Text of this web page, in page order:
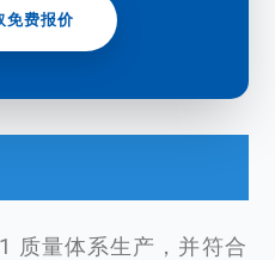
免费报价
质量体系生产，并符合